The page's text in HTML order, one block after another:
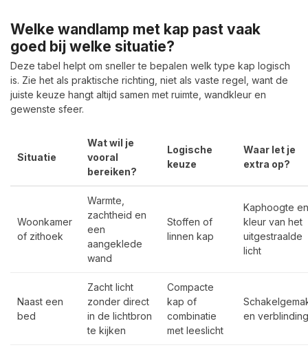
Welke wandlamp met kap past vaak
goed bij welke situatie?
Deze tabel helpt om sneller te bepalen welk type kap logisch
is. Zie het als praktische richting, niet als vaste regel, want de
juiste keuze hangt altijd samen met ruimte, wandkleur en
gewenste sfeer.
Situatie
Wat wil je
vooral
bereiken?
Logische
keuze
Waar let je
extra op?
Woonkamer
of zithoek
Warmte,
zachtheid en
een
aangeklede
wand
Stoffen of
linnen kap
Kaphoogte en
kleur van het
uitgestraalde
licht
Naast een
bed
Zacht licht
zonder direct
in de lichtbron
te kijken
Compacte
kap of
combinatie
met leeslicht
en verblinding